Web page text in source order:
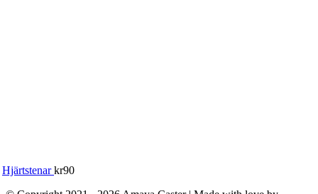
Hjärtstenar kr90